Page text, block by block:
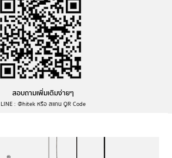
สอบถามเพิ่มเติมง่ายๆ
LINE : @hitek หรือ สแกน QR Code